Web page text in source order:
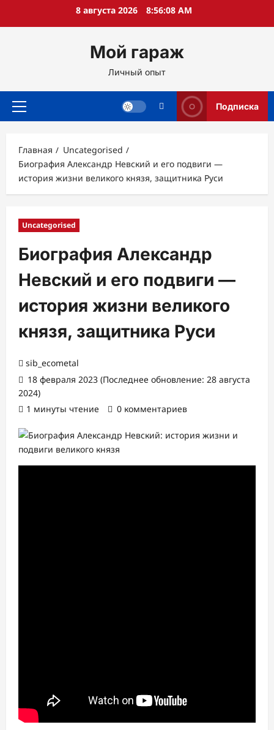
8 августа 2026 8:56:09 AM
Мой гараж
Личный опыт
Основное
Подписка
Главная
Uncategorised
Биография Александр Невский и его подвиги —
история жизни великого князя, защитника Руси
Uncategorised
Биография Александр
Невский и его подвиги —
история жизни великого
князя, защитника Руси
sib_ecometal
18 февраля 2023 (Последнее обновление: 28 августа
2024)
1 минуты чтение
0 комментариев